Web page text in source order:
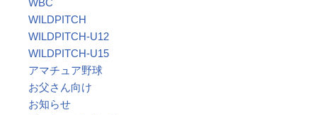
WBC
WILDPITCH
WILDPITCH-U12
WILDPITCH-U15
アマチュア野球
お父さん向け
お知らせ